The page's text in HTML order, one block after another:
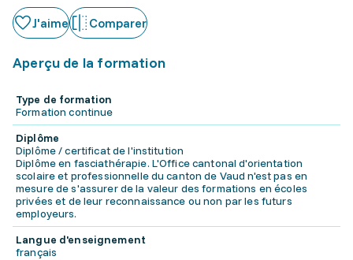
J'aime Comparer
Aperçu de la formation
Type de formation
Formation continue
Diplôme
Diplôme / certificat de l'institution
Diplôme en fasciathérapie. L'Office cantonal d'orientation
scolaire et professionnelle du canton de Vaud n'est pas en
mesure de s'assurer de la valeur des formations en écoles
privées et de leur reconnaissance ou non par les futurs
employeurs.
Langue d'enseignement
français